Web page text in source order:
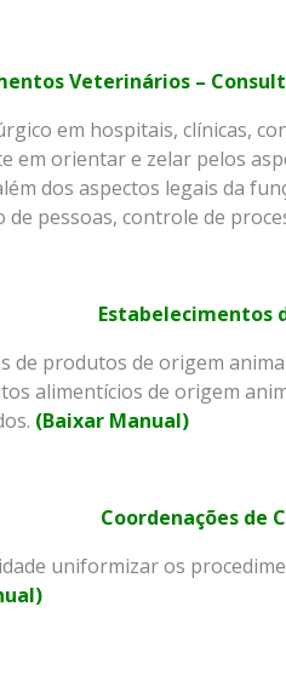
Veterinários –
em hospitais, clínicas,
em orientar e zelar pelos
dos aspectos legais da
pessoas, controle de
Estabelecimentos
de produtos de origem
alimentícios de origem
(Baixar Manual)
Coordenações de
uniformizar os